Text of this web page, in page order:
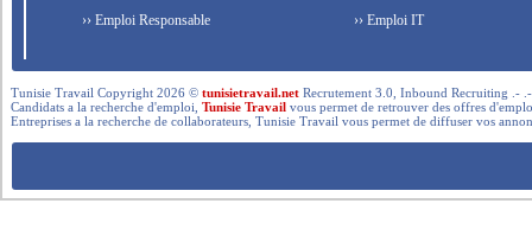
›› Emploi Responsable
›› Emploi IT
Tunisie Travail Copyright 2026 ©tunisietravail.net Recrutement 3.0, Inbound Recruiting .-
Candidats a la recherche d'emploi,Tunisie Travail vous permet de retrouver des offres
Entreprises a la recherche de collaborateurs, Tunisie Travail vous permet de diffuser vos